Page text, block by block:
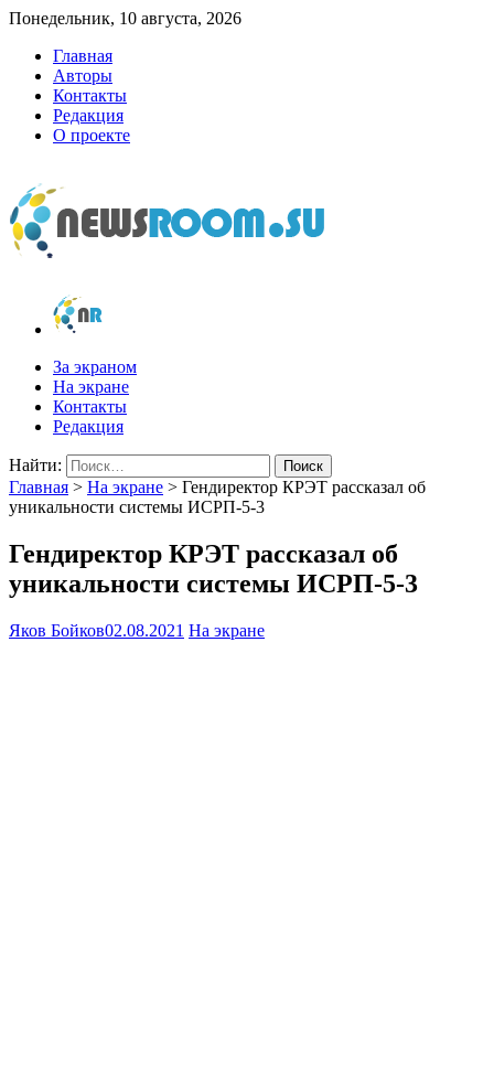
Понедельник, 10 августа, 2026
Главная
Авторы
Контакты
Редакция
О проекте
newsroom.su
Новости о новостях
За экраном
На экране
Контакты
Редакция
Найти:
Главная > На экране > Гендиректор КРЭТ рассказал об
уникальности системы ИСРП-5-3
Гендиректор КРЭТ рассказал об
уникальности системы ИСРП-5-3
Яков Бойков02.08.2021 На экране